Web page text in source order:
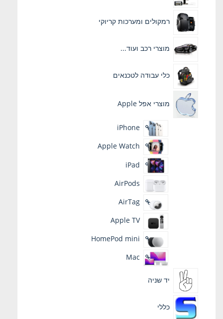
רמקולים ומערכות קריוקי
מוצרי רכב ועוד...
כלי עבודה לטכנאים
מוצרי אפל Apple
iPhone
Apple Watch
iPad
AirPods
AirTag
Apple TV
HomePod mini
Mac
יד שניה
כללי